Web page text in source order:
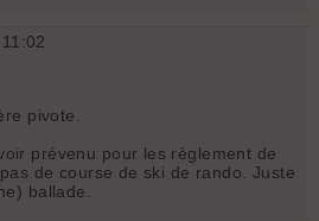
pivote.
prévenu pour les règlement de
de course de ski de rando. Juste
ballade.